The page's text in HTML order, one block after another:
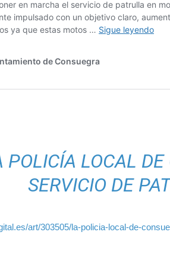
POLICÍA LOCAL
SERVICIO DE
art/303505/la-policia-local-de-